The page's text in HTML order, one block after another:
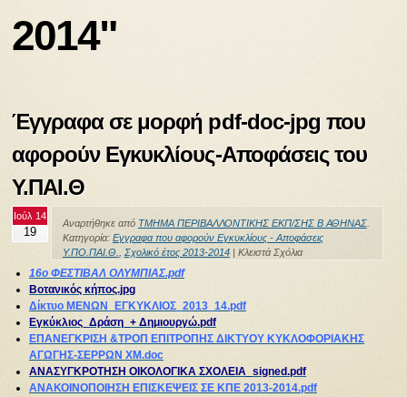
2014"
Έγγραφα σε μορφή pdf-doc-jpg που
αφορούν Εγκυκλίους-Αποφάσεις του
Υ.ΠΑΙ.Θ
Ιούλ 14
19
Αναρτήθηκε από ΤΜΗΜΑ ΠΕΡΙΒΑΛΛΟΝΤΙΚΗΣ ΕΚΠ/ΣΗΣ Β ΑΘΗΝΑΣ.
Κατηγορία: Εγγραφα που αφορούν Εγκυκλίους - Αποφάσεις
Υ.ΠΟ.ΠΑΙ.Θ., Σχολικό έτος 2013-2014| Κλειστά Σχόλια
16ο ΦΕΣΤΙΒΑΛ ΟΛΥΜΠΙΑΣ.pdf
Bοτανικός κήπος.jpg
Δίκτυο ΜΕΝΩΝ_ΕΓΚΥΚΛΙΟΣ_2013_14.pdf
Eγκύκλιος_Δράση_+ Δημιουργώ.pdf
ΕΠΑΝΕΓΚΡΙΣΗ &ΤΡΟΠ ΕΠΙΤΡΟΠΗΣ ΔΙΚΤΥΟΥ ΚΥΚΛΟΦΟΡΙΑΚΗΣ
ΑΓΩΓΗΣ-ΣΕΡΡΩΝ ΧΜ.doc
ΑΝΑΣΥΓΚΡΟΤΗΣΗ ΟΙΚΟΛΟΓΙΚΑ ΣΧΟΛΕΙΑ_signed.pdf
ΑΝΑΚΟΙΝΟΠΟΙΗΣΗ EΠΙΣΚΕΨΕΙΣ ΣΕ ΚΠΕ 2013-2014.pdf